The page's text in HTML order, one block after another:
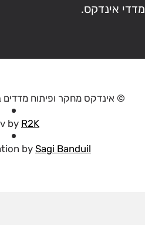
מדדי אינדקס.
© אינדקס מחקר ופיתוח מדדים
by R2K
by Sagi Banduil